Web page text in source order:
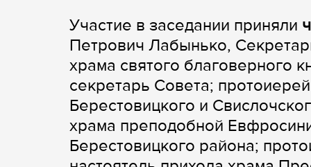
Участие в заседании приняли
Петрович Лабынько,
храма святого благоверного
секретарь Совета;
Берестовицкого и
храма преподобной
Берестовицкого района;